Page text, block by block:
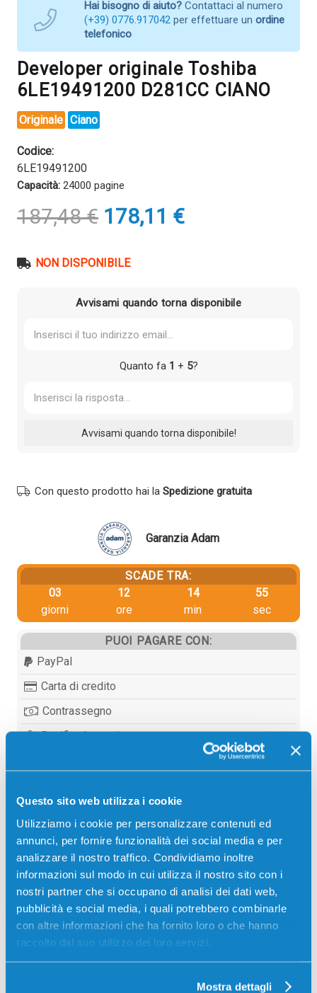
Questo sito web utilizza i cookie
Utilizziamo i cookie per personalizzare contenuti ed
annunci, per fornire funzionalità dei social media e per
analizzare il nostro traffico. Condividiamo inoltre
informazioni sul modo in cui utilizza il nostro sito con i
nostri partner che si occupano di analisi dei dati web,
pubblicità e social media, i quali potrebbero combinarle
con altre informazioni che ha fornito loro o che hanno
raccolto dal suo utilizzo dei loro servizi.
Mostra dettagli
Hai bisogno di aiuto? Contattaci al numero
(+39) 0776.917042 per effettuare un ordine
telefonico
Developer originale Toshiba
6LE19491200 D281CC CIANO
Originale Ciano
Codice:
6LE19491200
Capacità: 24000 pagine
187,48€ Il
prezzo
era:
178,11 €Il
prezzo
NON DISPONIBILE
Avvisami quando torna disponibile
Quanto fa 1 + 5?
Con questo prodotto hai la Spedizione gratuita
Garanzia Adam
SCADE TRA:
03
giorni
12
ore
14
min
55
sec
PUOI PAGARE CON:
PayPal
Carta di credito
Contrassegno
Bonifico bancario
Descrizione
Developer originale Toshiba 6LE19491200 D281CC
CIANO 24000 pagine per Stampanti: Toshiba E-
STUDIO 281C, Toshiba E-STUDIO 351C, Toshiba E-
STUDIO 451C